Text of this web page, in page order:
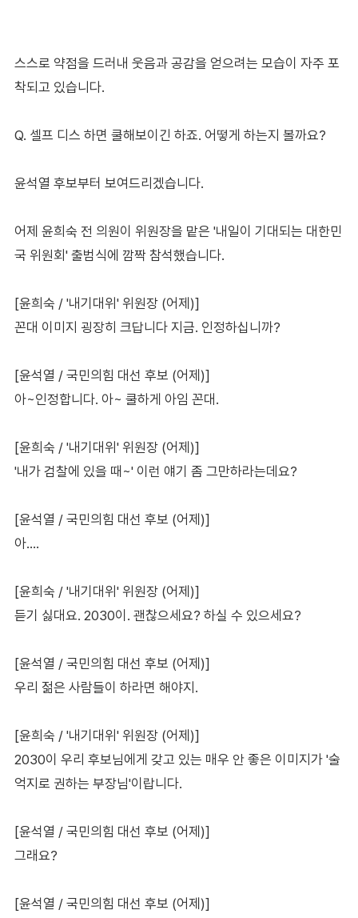
스스로 약점을 드러내 웃음과 공감을 얻으려는 모습이 자주 포
착되고 있습니다.
Q. 셀프 디스 하면 쿨해보이긴 하죠. 어떻게 하는지 볼까요?
윤석열 후보부터 보여드리겠습니다.
어제 윤희숙 전 의원이 위원장을 맡은 '내일이 기대되는 대한민
국 위원회' 출범식에 깜짝 참석했습니다.
[윤희숙 / '내기대위' 위원장 (어제)]
꼰대 이미지 굉장히 크답니다 지금. 인정하십니까?
[윤석열 / 국민의힘 대선 후보 (어제)]
아~인정합니다. 아~ 쿨하게 아임 꼰대.
[윤희숙 / '내기대위' 위원장 (어제)]
'내가 검찰에 있을 때~' 이런 얘기 좀 그만하라는데요?
[윤석열 / 국민의힘 대선 후보 (어제)]
아….
[윤희숙 / '내기대위' 위원장 (어제)]
듣기 싫대요. 2030이. 괜찮으세요? 하실 수 있으세요?
[윤석열 / 국민의힘 대선 후보 (어제)]
우리 젊은 사람들이 하라면 해야지.
[윤희숙 / '내기대위' 위원장 (어제)]
2030이 우리 후보님에게 갖고 있는 매우 안 좋은 이미지가 '술
억지로 권하는 부장님'이랍니다.
[윤석열 / 국민의힘 대선 후보 (어제)]
그래요?
[윤석열 / 국민의힘 대선 후보 (어제)]